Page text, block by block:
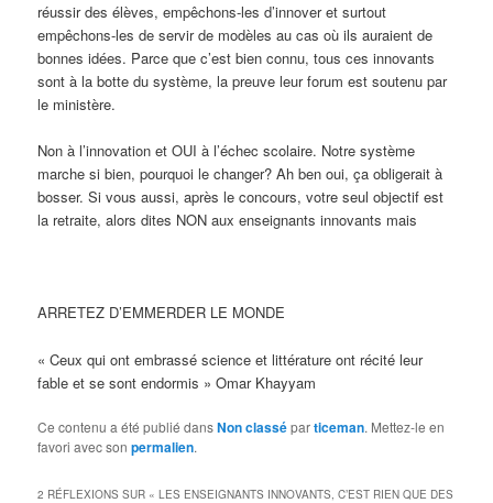
réussir des élèves, empêchons-les d’innover et surtout
empêchons-les de servir de modèles au cas où ils auraient de
bonnes idées. Parce que c’est bien connu, tous ces innovants
sont à la botte du système, la preuve leur forum est soutenu par
le ministère.
Non à l’innovation et OUI à l’échec scolaire. Notre système
marche si bien, pourquoi le changer? Ah ben oui, ça obligerait à
bosser. Si vous aussi, après le concours, votre seul objectif est
la retraite, alors dites NON aux enseignants innovants mais
ARRETEZ D’EMMERDER LE MONDE
« Ceux qui ont embrassé science et littérature ont récité leur
fable et se sont endormis » Omar Khayyam
Ce contenu a été publié dansNon classéparticeman. Mettez-le en
favori avec sonpermalien.
2 RÉFLEXIONS SUR «LES ENSEIGNANTS INNOVANTS, C’EST RIEN QUE DES